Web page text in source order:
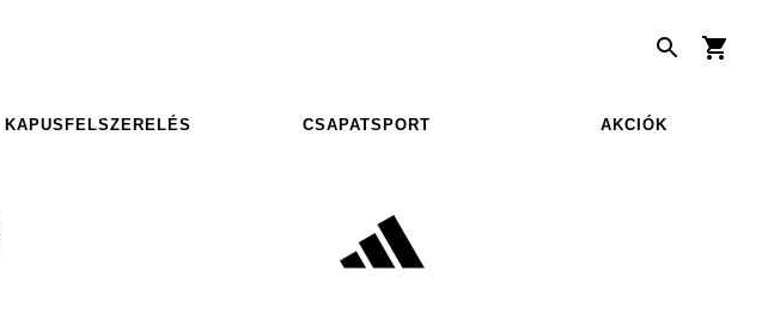
KAPUSFELSZERELÉS CSAPATSPORT AKCIÓK